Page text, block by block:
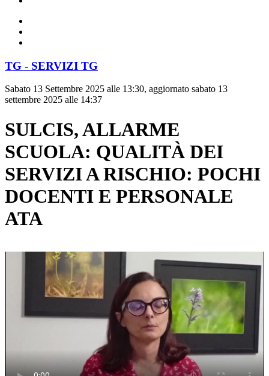
TG - SERVIZI TG
Sabato 13 Settembre 2025 alle 13:30, aggiornato sabato 13
settembre 2025 alle 14:37
SULCIS, ALLARME
SCUOLA: QUALITÀ DEI
SERVIZI A RISCHIO: POCHI
DOCENTI E PERSONALE
ATA